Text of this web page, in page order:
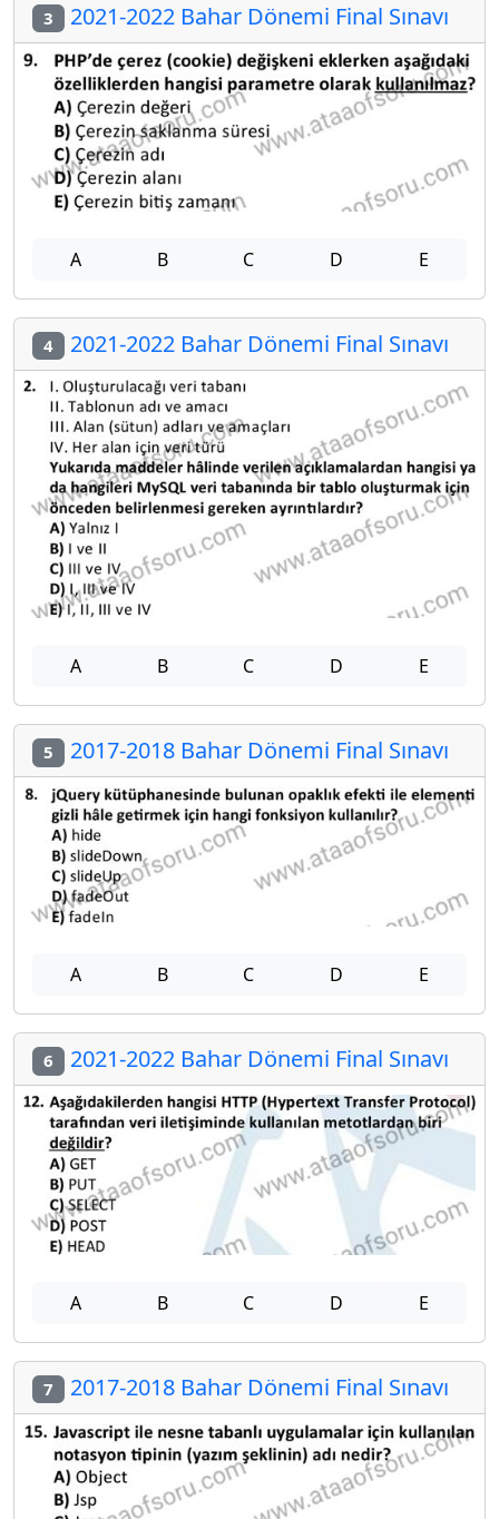
3 2021-2022 Bahar Dönemi Final Sınavı
A B C D E
4 2021-2022 Bahar Dönemi Final Sınavı
A B C D E
5 2017-2018 Bahar Dönemi Final Sınavı
A B C D E
6 2021-2022 Bahar Dönemi Final Sınavı
A B C D E
7 2017-2018 Bahar Dönemi Final Sınavı